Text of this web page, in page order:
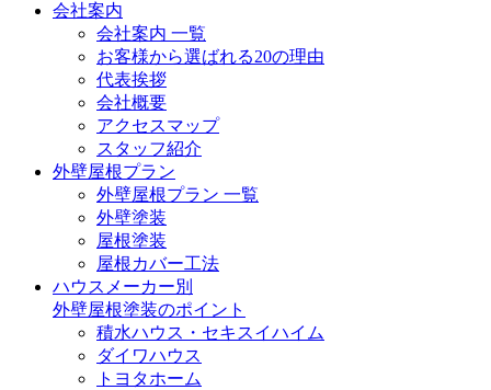
会社案内
会社案内 一覧
お客様から選ばれる20の理由
代表挨拶
会社概要
アクセスマップ
スタッフ紹介
外壁屋根プラン
外壁屋根プラン 一覧
外壁塗装
屋根塗装
屋根カバー工法
ハウスメーカー別
外壁屋根塗装のポイント
積水ハウス・セキスイハイム
ダイワハウス
トヨタホーム